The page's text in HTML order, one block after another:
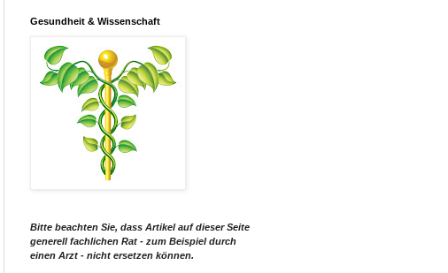
Gesundheit & Wissenschaft
Bitte beachten Sie, dass Artikel auf dieser Seite
generell fachlichen Rat - zum Beispiel durch
einen Arzt - nicht ersetzen können.